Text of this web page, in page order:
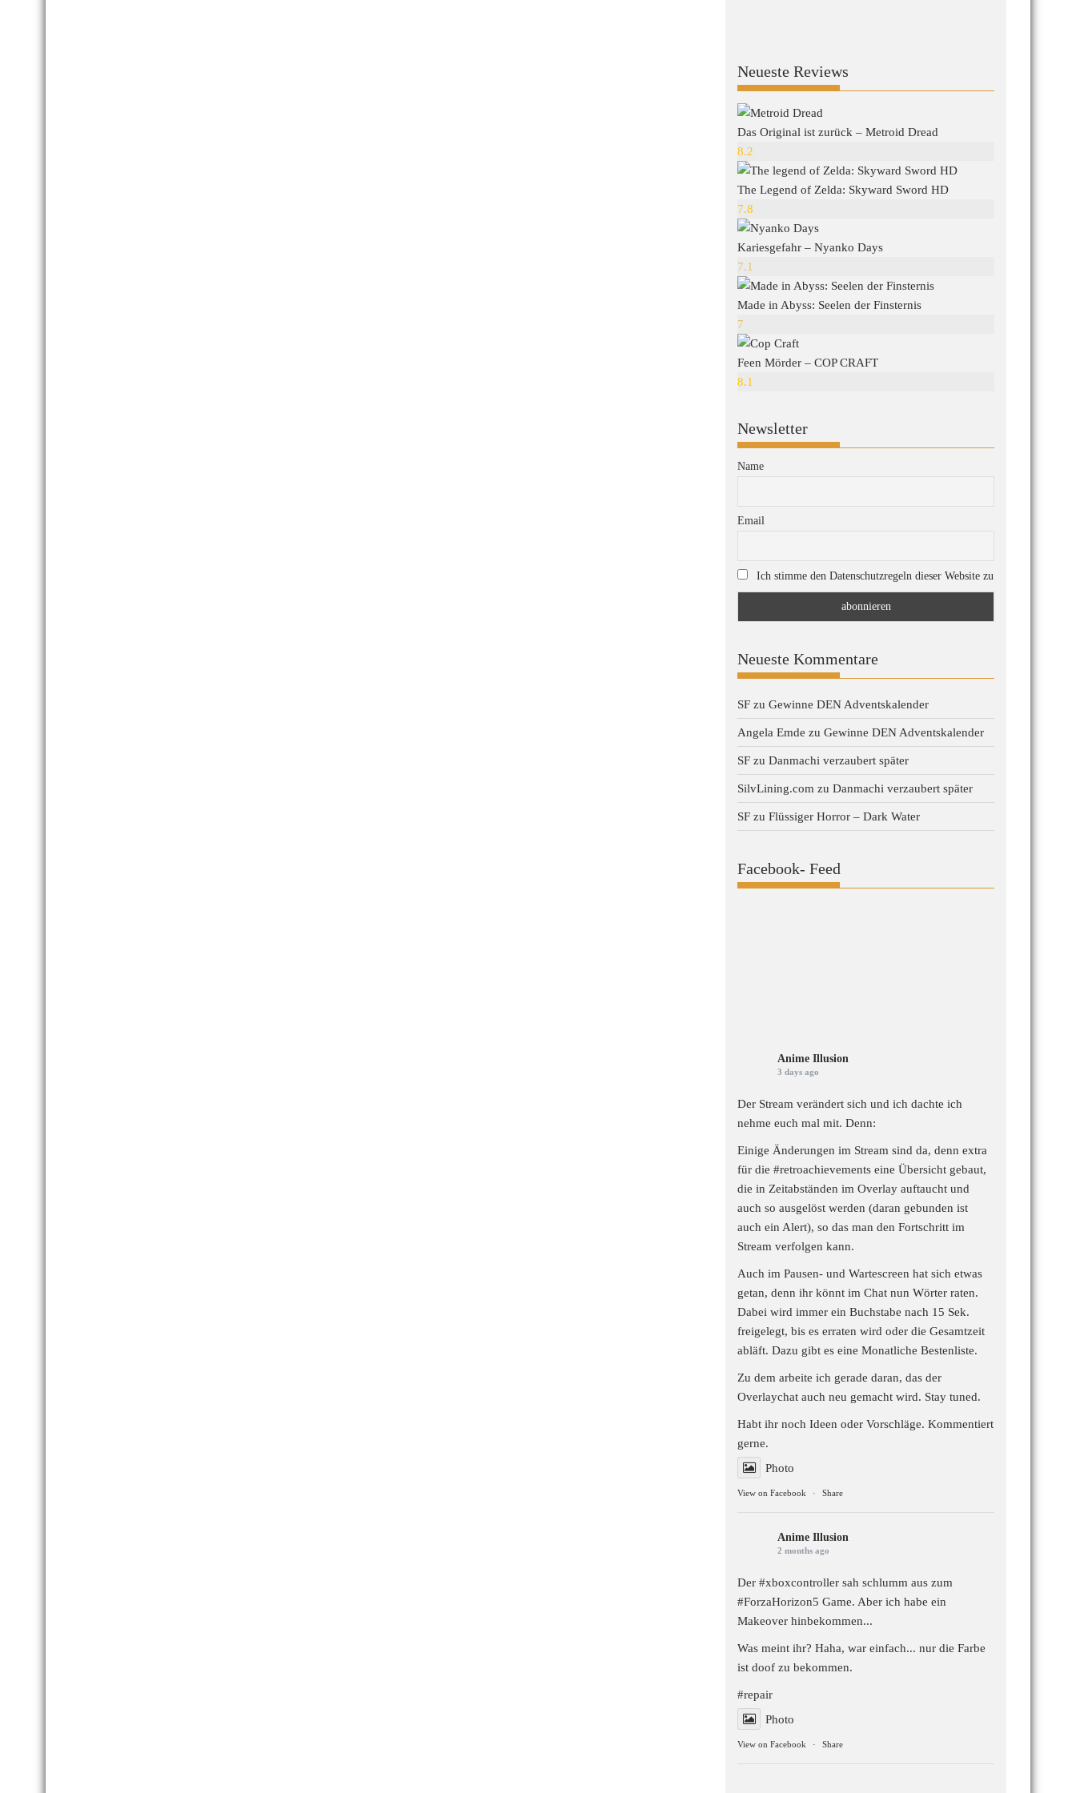
Neueste Reviews
Das Original ist zurück – Metroid Dread
8.2
The Legend of Zelda: Skyward Sword HD
7.8
Kariesgefahr – Nyanko Days
7.1
Made in Abyss: Seelen der Finsternis
7
Feen Mörder – COP CRAFT
8.1
Newsletter
Name
Email
Ich stimme den Datenschutzregeln dieser Website zu
Neueste Kommentare
SF zu Gewinne DEN Adventskalender
Angela Emde zu Gewinne DEN Adventskalender
SF zu Danmachi verzaubert später
SilvLining.com zu Danmachi verzaubert später
SF zu Flüssiger Horror – Dark Water
Facebook- Feed
Anime Illusion
3 days ago
Der Stream verändert sich und ich dachte ich
nehme euch mal mit. Denn:
Einige Änderungen im Stream sind da, denn extra
für die #retroachievements eine Übersicht gebaut,
die in Zeitabständen im Overlay auftaucht und
auch so ausgelöst werden (daran gebunden ist
auch ein Alert), so das man den Fortschritt im
Stream verfolgen kann.
Auch im Pausen- und Wartescreen hat sich etwas
getan, denn ihr könnt im Chat nun Wörter raten.
Dabei wird immer ein Buchstabe nach 15 Sek.
freigelegt, bis es erraten wird oder die Gesamtzeit
abläft. Dazu gibt es eine Monatliche Bestenliste.
Zu dem arbeite ich gerade daran, das der
Overlaychat auch neu gemacht wird. Stay tuned.
Habt ihr noch Ideen oder Vorschläge. Kommentiert
gerne.
Photo
View on Facebook · Share
Anime Illusion
2 months ago
Der #xboxcontroller sah schlumm aus zum
#ForzaHorizon5 Game. Aber ich habe ein
Makeover hinbekommen...
Was meint ihr? Haha, war einfach... nur die Farbe
ist doof zu bekommen.
#repair
Photo
View on Facebook · Share